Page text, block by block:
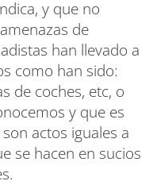
y que no
de
han llevado a
como han sido:
de coches, etc, o
y que es
actos iguales a
se hacen en sucios